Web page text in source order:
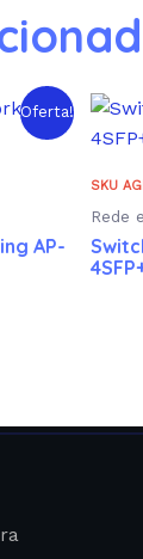
Oferta!
AP-
SKU
Rede